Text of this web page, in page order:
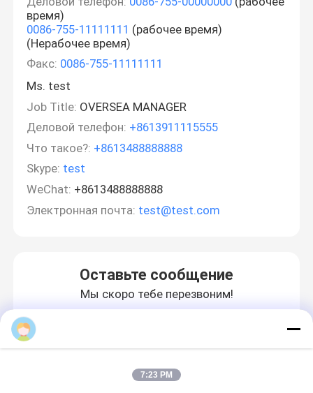
время)
0086-755-11111111 (рабочее время)
(Нерабочее время)
Факс: 0086-755-11111111
Ms. test
Job Title: OVERSEA MANAGER
Деловой телефон: +8613911115555
Что такое?: +8613488888888
Skype: test
WeChat: +8613488888888
Электронная почта: test@test.com
Оставьте сообщение
Мы скоро тебе перезвоним!
7:23 PM